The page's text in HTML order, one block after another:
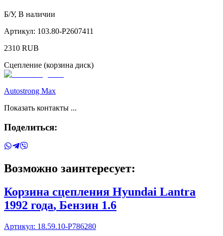
Б/У, В наличии
Артикул: 103.80-P2607411
2310 RUB
Сцепление (корзина диск)
Autostrong Max
Показать контакты ...
Поделиться:
Возможно заинтересует:
Корзина сцепления Hyundai Lantra
1992 года, Бензин 1.6
Артикул: 18.59.10-P786280